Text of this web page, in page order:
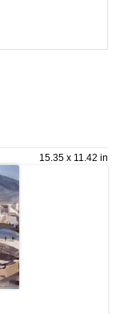
15.35 x 11.42 in